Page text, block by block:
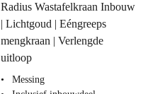
Radius Wastafelkraan Inbouw
| Lichtgoud | Eéngreeps
mengkraan | Verlengde
uitloop
Messing